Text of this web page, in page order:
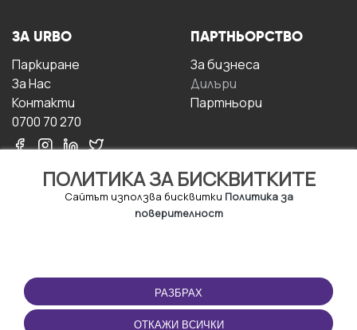
ПОЛИТИКА ЗА БИСКВИТКИТЕ
Сайтът използва бисквитки Политика за
поверителност
РАЗБРАХ
ОТКАЖИ ВСИЧКИ
ЗА URBO
Паркиране
За Hас
Контакти
0700 70 270
ПАРТНЬОРСТВО
За бизнесa
Дилъри
Партньори
ПОЛЗВАНЕ
Правила и условия за
ползване
ПРИЛОЖЕНИЕТО